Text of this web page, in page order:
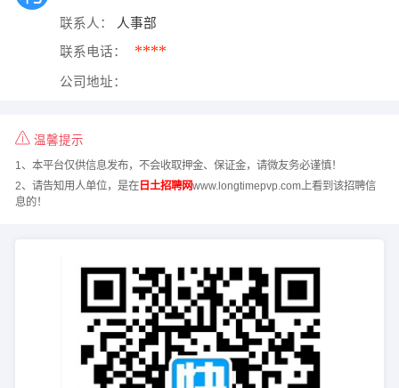
联系人： 人事部
联系电话： ****
公司地址：
温馨提示
1、本平台仅供信息发布，不会收取押金、保证金，请微友务必谨慎！
2、请告知用人单位，是在日土招聘网www.longtimepvp.com上看到该招聘信
息的！